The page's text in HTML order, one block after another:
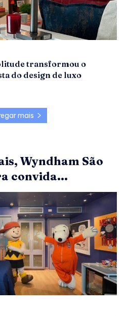
transformou o
do design de luxo
mais
Wyndham São
convida...